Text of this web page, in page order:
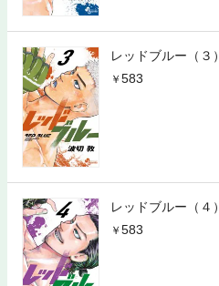
レッドブルー（３）
583
レッドブルー（４）
583